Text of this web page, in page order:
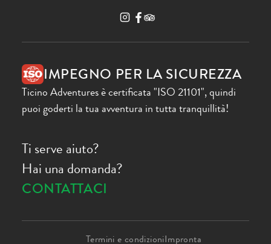
IMPEGNO PER LA SICUREZZA
Ticino Adventures è certificata "ISO 21101", quindi
puoi goderti la tua avventura in tutta tranquillità!
Ti serve aiuto?
Hai una domanda?
CONTATTACI
Termini e condizioniImpronta